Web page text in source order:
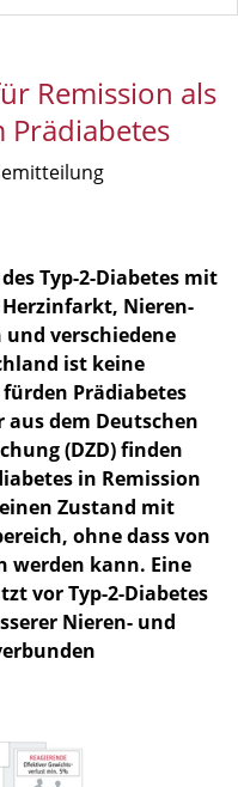
Remission als
Prädiabetes
Typ-2-Diabetes mit
Nieren-
verschiedene
ist keine
Prädiabetes
aus dem Deutschen
(DZD) finden
in Remission
Zustand mit
ohne dass von
werden kann. Eine
vor Typ-2-Diabetes
Nieren- und